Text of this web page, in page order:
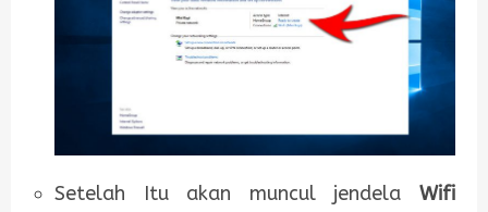
Setelah Itu akan muncul jendela Wifi